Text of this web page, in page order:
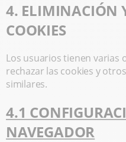
4. ELIMINACIÓN
COOKIES
Los usuarios tienen varias
rechazar las cookies y
similares.
4.1
NAVEGADOR